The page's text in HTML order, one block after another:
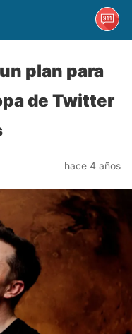
plan para
de Twitter
hace 4 años